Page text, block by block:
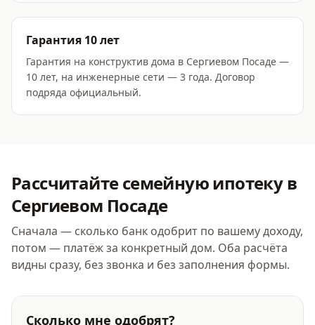
Гарантия 10 лет
Гарантия на конструктив дома в Сергиевом Посаде —
10 лет, на инженерные сети — 3 года. Договор
подряда официальный.
Рассчитайтесемейную ипотеку в
Сергиевом Посаде
Сначала — сколько банк одобрит по вашему доходу,
потом — платёж за конкретный дом. Оба расчёта
видны сразу, без звонка и без заполнения формы.
Сколько мне одобрят?